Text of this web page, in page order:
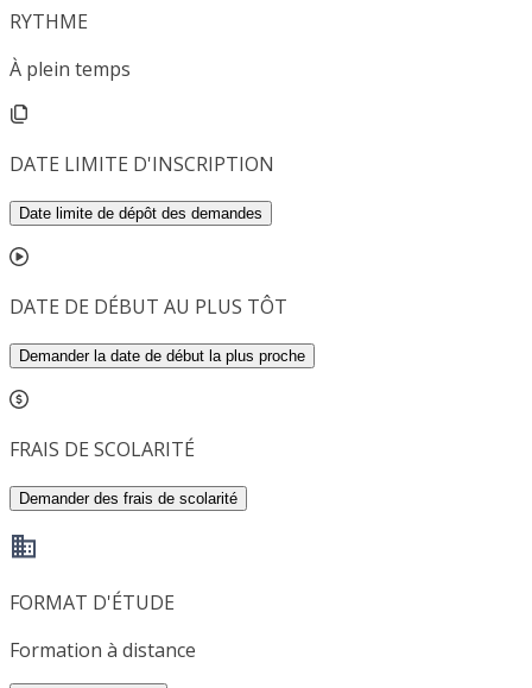
RYTHME
À plein temps
DATE LIMITE D'INSCRIPTION
Date limite de dépôt des demandes
DATE DE DÉBUT AU PLUS TÔT
Demander la date de début la plus proche
FRAIS DE SCOLARITÉ
Demander des frais de scolarité
FORMAT D'ÉTUDE
Formation à distance